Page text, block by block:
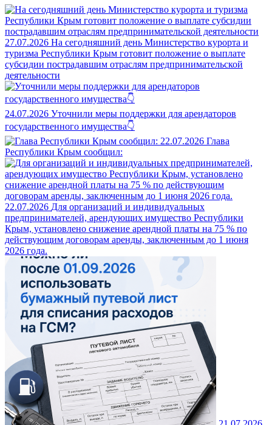
27.07.2026 На сегодняшний день Министерство курорта и
туризма Республики Крым готовит положение о выплате
субсидии пострадавшим отраслям предпринимательской
деятельности
24.07.2026 Уточнили меры поддержки для арендаторов
государственного имущества👇
22.07.2026 Глава
Республики Крым сообщил:
22.07.2026 Для организаций и индивидуальных
предпринимателей, арендующих имущество Республики
Крым, установлено снижение арендной платы на 75 % по
действующим договорам аренды, заключенным до 1 июня
2026 года.